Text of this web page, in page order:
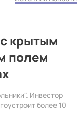
крытым
полем
Инвестор
более 10